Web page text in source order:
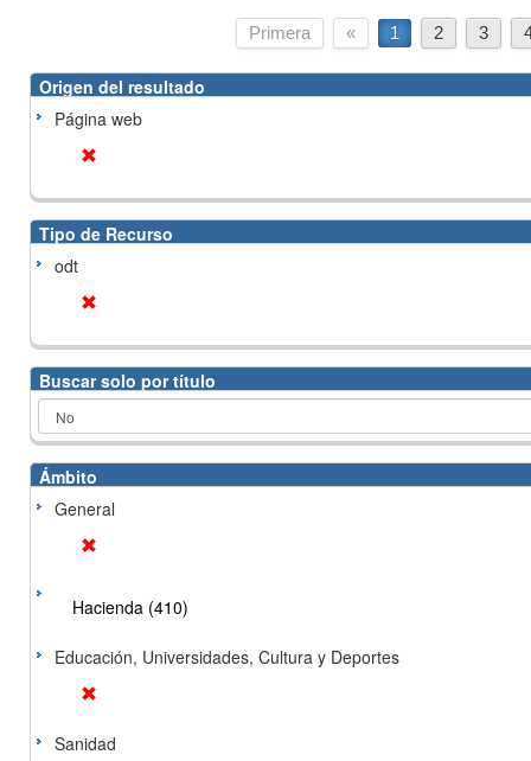
Primera « 1 2 3
Origen del resultado
Página web
Tipo de Recurso
odt
Buscar solo por título
Ámbito
General
Hacienda (410)
Educación, Universidades, Cultura y Deportes
Sanidad